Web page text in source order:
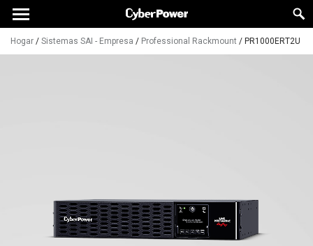
Hogar / Sistemas SAI - Empresa / Professional Rackmount / PR1000ERT2U